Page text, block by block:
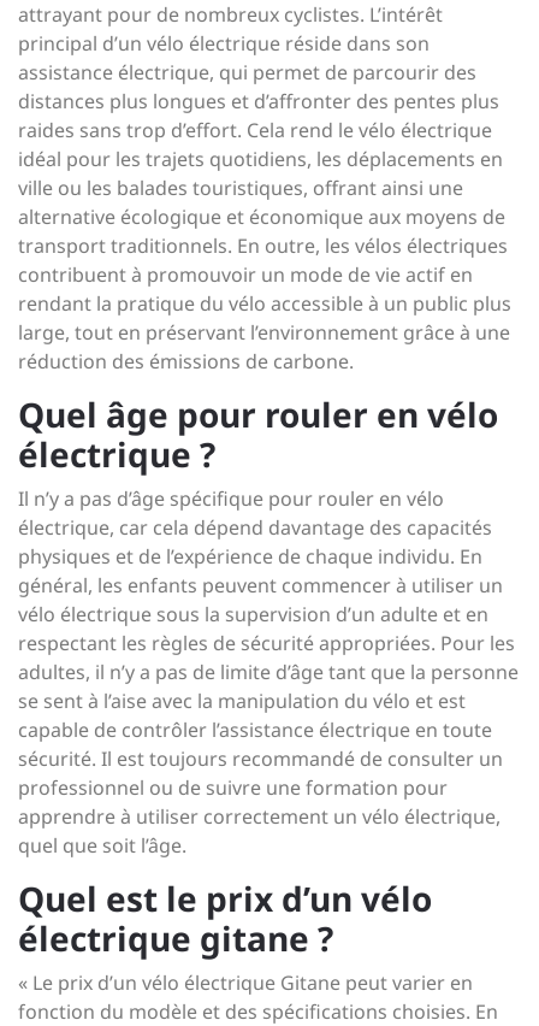
attrayant pour de nombreux cyclistes. L’intérêt
principal d’un vélo électrique réside dans son
assistance électrique, qui permet de parcourir des
distances plus longues et d’affronter des pentes plus
raides sans trop d’effort. Cela rend le vélo électrique
idéal pour les trajets quotidiens, les déplacements en
ville ou les balades touristiques, offrant ainsi une
alternative écologique et économique aux moyens de
transport traditionnels. En outre, les vélos électriques
contribuent à promouvoir un mode de vie actif en
rendant la pratique du vélo accessible à un public plus
large, tout en préservant l’environnement grâce à une
réduction des émissions de carbone.
Quel âge pour rouler en vélo
électrique ?
Il n’y a pas d’âge spécifique pour rouler en vélo
électrique, car cela dépend davantage des capacités
physiques et de l’expérience de chaque individu. En
général, les enfants peuvent commencer à utiliser un
vélo électrique sous la supervision d’un adulte et en
respectant les règles de sécurité appropriées. Pour les
adultes, il n’y a pas de limite d’âge tant que la personne
se sent à l’aise avec la manipulation du vélo et est
capable de contrôler l’assistance électrique en toute
sécurité. Il est toujours recommandé de consulter un
professionnel ou de suivre une formation pour
apprendre à utiliser correctement un vélo électrique,
quel que soit l’âge.
Quel est le prix d’un vélo
électrique gitane ?
« Le prix d’un vélo électrique Gitane peut varier en
fonction du modèle et des spécifications choisies. En